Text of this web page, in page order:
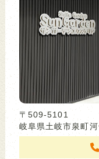
〒509-5101
岐阜県土岐市泉町